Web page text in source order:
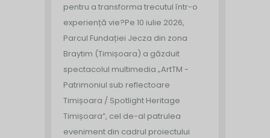
pentru a transforma trecutul într-o
experiență vie?Pe 10 iulie 2026,
Parcul Fundației Jecza din zona
Braytim (Timișoara) a găzduit
spectacolul multimedia „ArtTM -
Patrimoniul sub reflectoare
Timișoara / Spotlight Heritage
Timișoara”, cel de-al patrulea
eveniment din cadrul proiectului